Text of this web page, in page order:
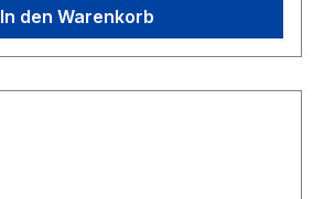
In den Warenkorb